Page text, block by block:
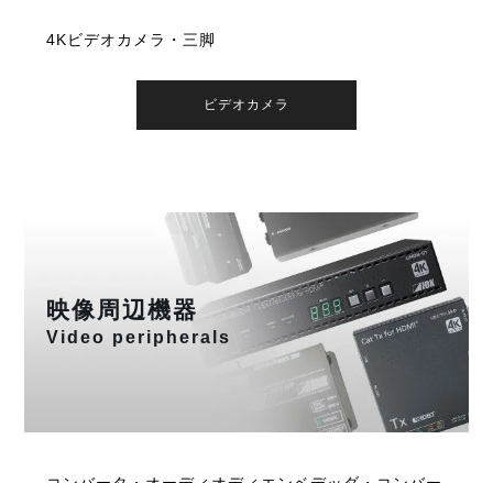
4Kビデオカメラ・三脚
ビデオカメラ
映像周辺機器
Video peripherals